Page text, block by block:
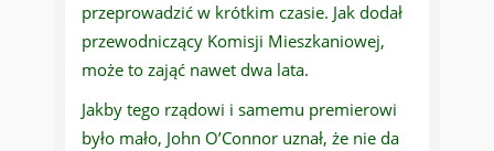
przeprowadzić w krótkim czasie. Jak dodał
przewodniczący Komisji Mieszkaniowej,
może to zająć nawet dwa lata.
Jakby tego rządowi i samemu premierowi
było mało, John O’Connor uznał, że nie da